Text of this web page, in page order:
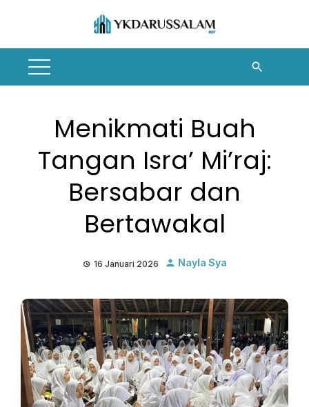
Menikmati Buah
Tangan Isra’ Mi’raj:
Bersabar dan
Bertawakal
16 Januari 2026 Nayla Sya